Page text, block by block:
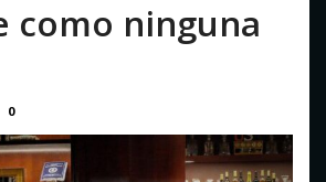
VIDEO del doble terremoto en La Guaira
no había ...
como ninguna
0